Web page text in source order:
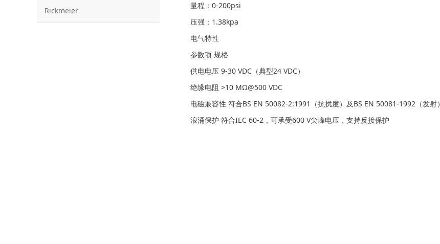
Rickmeier
量程：0-200psi
压强：1.38kpa
电气特性
参数项 规格
供电电压 9-30 VDC（典型24 VDC）
绝缘电阻 >10 MΩ@500 VDC
电磁兼容性 符合BS EN 50082-2:1991（抗扰度）及BS EN 50081-1992（发射）
浪涌保护 符合IEC 60-2，可承受600 V尖峰电压，支持反接保护